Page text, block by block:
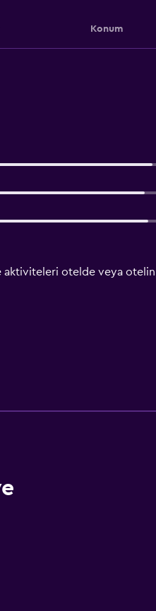
Konum
aktiviteleri otelde veya otelin